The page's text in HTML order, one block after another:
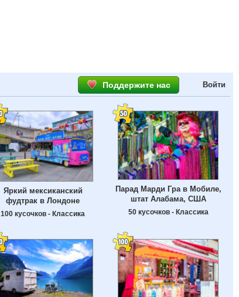
Поддержите нас Войти
Яркий мексиканский
фудтрак в Лондоне
100 кусочков - Классика
Парад Марди Гра в Мобиле,
штат Алабама, США
50 кусочков - Классика